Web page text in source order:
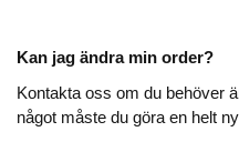
Kan jag ändra min order?
Kontakta oss om du behöver
något måste du göra en helt